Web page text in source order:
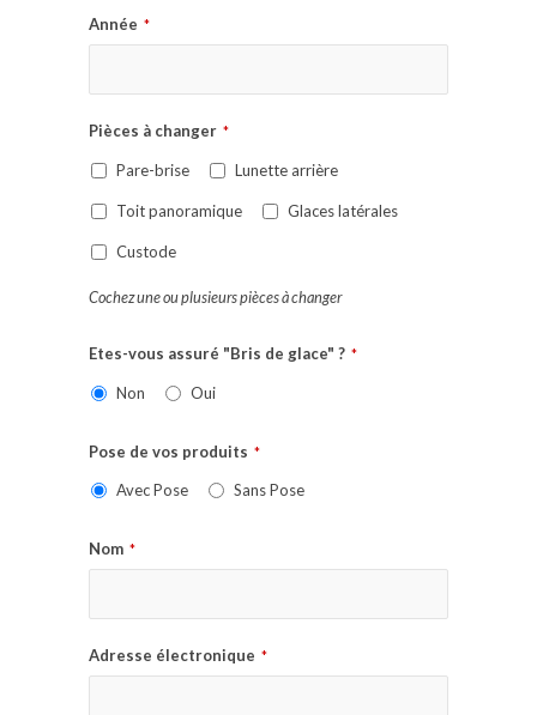
Année *
Pièces à changer *
Pare-brise Lunette arrière
Toit panoramique Glaces latérales
Custode
Cochez une ou plusieurs pièces à changer
Etes-vous assuré "Bris de glace" ? *
Non Oui
Pose de vos produits *
Avec Pose Sans Pose
Nom *
Adresse électronique *